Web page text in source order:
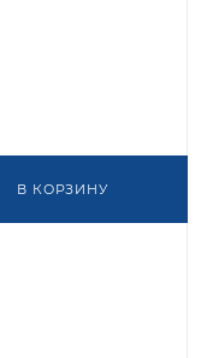
В КОРЗИНУ